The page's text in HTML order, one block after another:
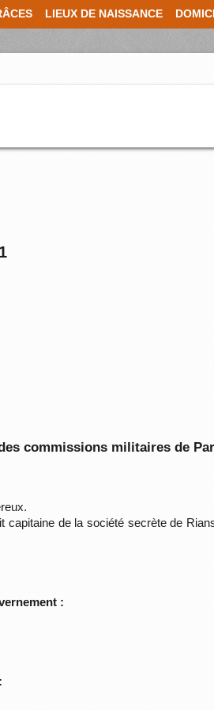
LIEUX DE NAISSANCE
commissions militaires de
capitaine de la société secrète de
: